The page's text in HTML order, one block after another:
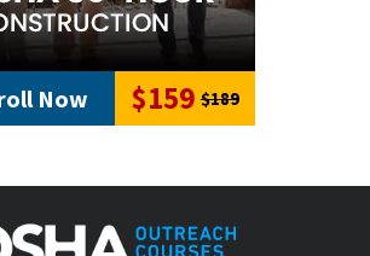
Now $159 $189